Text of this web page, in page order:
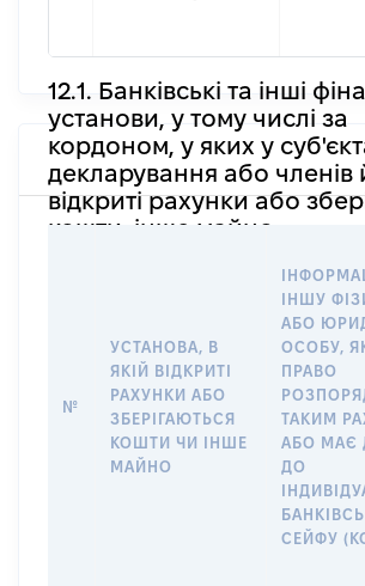
12.1. Банківські та інші
установи, у тому числі за
кордоном, у яких у
декларування або членів
відкриті рахунки або
кошти, інше майно
№
УСТАНОВА, В
ЯКІЙ ВІДКРИТІ
РАХУНКИ АБО
ЗБЕРІГАЮТЬСЯ
КОШТИ ЧИ ІНШЕ
МАЙНО
ІНШУ
АБО
ОСОБУ,
ПРАВО
ТАКИМ
АБО МАЄ
ДО
СЕЙФУ